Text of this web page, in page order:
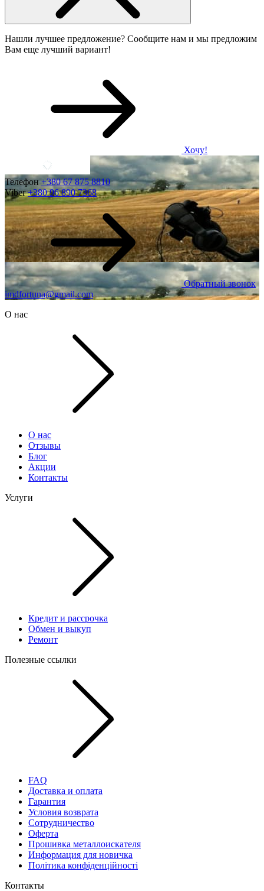
Нашли лучшее предложение? Сообщите нам и мы предложим
Вам еще лучший вариант!
Хочу!
Телефон+380 67 875 8810
Viber+380 96 890 7368
Обратный звонок
imdfortuna@gmail.com
О нас
О нас
Отзывы
Блог
Акции
Контакты
Услуги
Кредит и рассрочка
Обмен и выкуп
Ремонт
Полезные ссылки
FAQ
Доставка и оплата
Гарантия
Условия возврата
Сотрудничество
Оферта
Прошивка металлоискателя
Информация для новичка
Політика конфіденційності
Контакты